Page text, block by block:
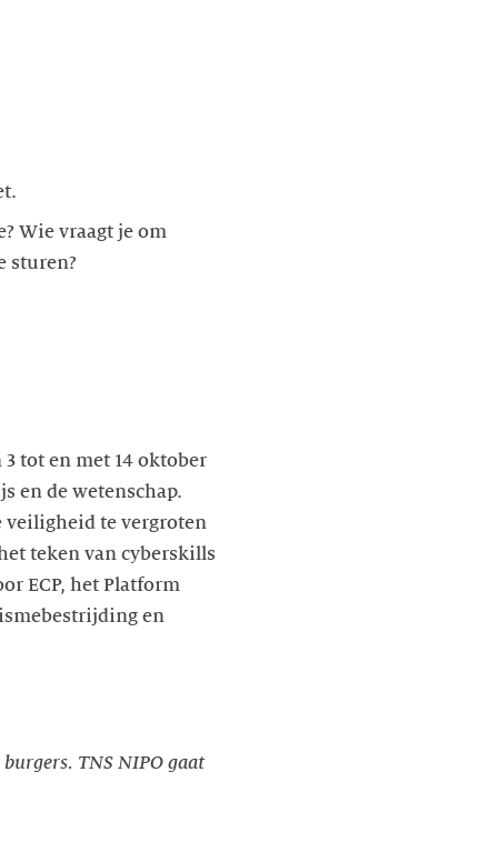
Wie vraagt je om
sturen?
tot en met 14 oktober
en de wetenschap.
veiligheid te vergroten
teken van cyberskills
ECP, het Platform
en
TNS NIPO gaat